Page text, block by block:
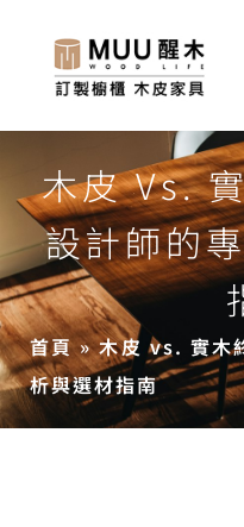
木皮 Vs.
設計師的
首頁»木皮 vs. 實木
析與選材指南